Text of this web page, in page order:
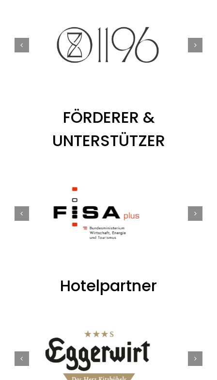
FÖRDERER &
UNTERSTÜTZER
Hotelpartner